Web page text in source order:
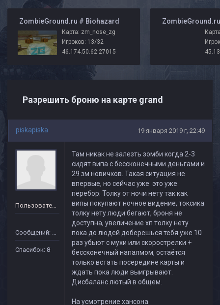
️ ZombieGround.ru # Biohazard
Карта: zm_nose_zg
Игроков: 13/32
46.174.50.62:27015
Разрешить броню на карте grand
piskapiska 19 января 2019 г, 22:49
Пользователь
Сообщений: 40
Спасибок: 8
Там никак не залезть зомби когда 2-3
сидят випа с бессконечными деньгами и
29 зм новичков. Такая ситуация не
впервые, но сейчас уже это уже
перебор. Толку от ночи нету так как
випы покупают ночное видение, токсика
толку нету люди бегают, броня не
доступна, увеличение хп толку нету
пока до людей доберешься тебя уже 10
раз убьют с мухи или скорострелки +
бессконечный напалмом, остаётся
только встать посередине карты и
ждать пока люди выигрывают.
Дисбаланс лютый в общем.
На усмотрение хансона